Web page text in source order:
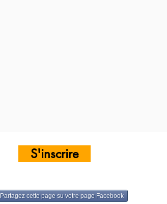
S'inscrire
Partagez cette page su votre page Facebook